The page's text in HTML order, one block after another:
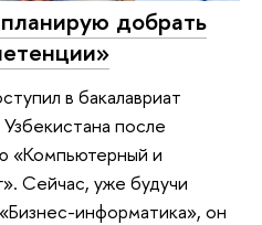
добрать
в бакалавриат
после
«Компьютерный и
Сейчас, уже будучи
информатика», он